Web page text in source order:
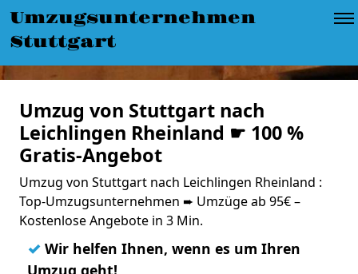
Umzugsunternehmen
Stuttgart
Umzug von Stuttgart nach
Leichlingen Rheinland ☛ 100 %
Gratis-Angebot
Umzug von Stuttgart nach Leichlingen Rheinland :
Top-Umzugsunternehmen ➨ Umzüge ab 95€ –
Kostenlose Angebote in 3 Min.
✓ Wir helfen Ihnen, wenn es um Ihren
Umzug geht!